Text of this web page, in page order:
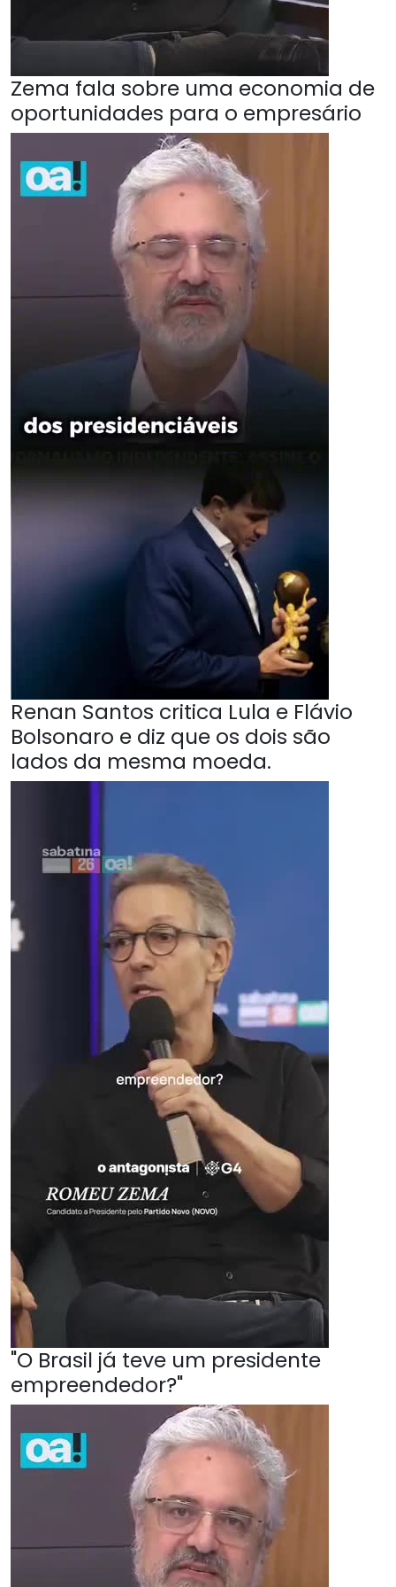
Zema fala sobre uma economia de
oportunidades para o empresário
Renan Santos critica Lula e Flávio
Bolsonaro e diz que os dois são
lados da mesma moeda.
"O Brasil já teve um presidente
empreendedor?"